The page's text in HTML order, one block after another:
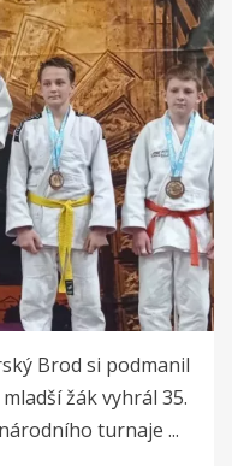
Brod si podmanil
žák vyhrál 35.
turnaje ...